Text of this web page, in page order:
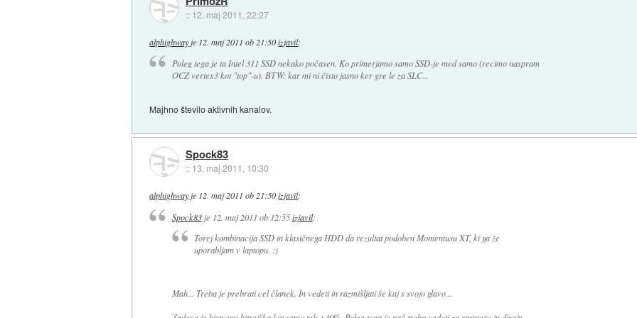
:: 12. maj 2011, 22:27
alphighwayje 12. maj 2011 ob 21:50 izjavil:
Poleg tega je ta Intel 311 SSD nekako počasen. Ko primerjamo samo SSD-je med samo (recimo naspram
OCZ vertex3 kot "top"-u). BTW: kar mi ni čisto jasno ker gre le za SLC...
Majhno število aktivnih kanalov.
Spock83
:: 13. maj 2011, 10:30
alphighwayje 12. maj 2011 ob 21:50 izjavil:
Spock83je 12. maj 2011 ob 12:55 izjavil:
Torej kombinacija SSD in klasičnega HDD da rezultat podoben Momentusu XT, ki ga že
uporabljam v laptopu. :)
Mah... Treba je prebrati cel članek. In vedeti in razmišljati še kaj s svojo glavo...